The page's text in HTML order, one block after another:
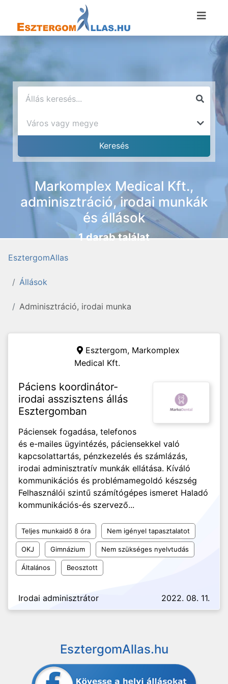
Markomplex Medical Kft.,
adminisztráció, irodai munkák
és állások
1 darab találat
EsztergomAllas
Állások
Adminisztráció, irodai munka
Esztergom, Markomplex
Medical Kft.
Páciens koordinátor-
irodai asszisztens állás
Esztergomban
Páciensek fogadása, telefonos
és e-mailes ügyintézés, páciensekkel való
kapcsolattartás, pénzkezelés és számlázás,
irodai adminisztratív munkák ellátása. Kíváló
kommunikációs és problémamegoldó készség
Felhasználói szintű számítógépes ismeret Haladó
kommunikációs-és szervező...
Teljes munkaidő 8 óra Nem igényel tapasztalatot
OKJ Gimnázium Nem szükséges nyelvtudás
Általános Beosztott
Irodai adminisztrátor 2022. 08. 11.
EsztergomAllas.hu